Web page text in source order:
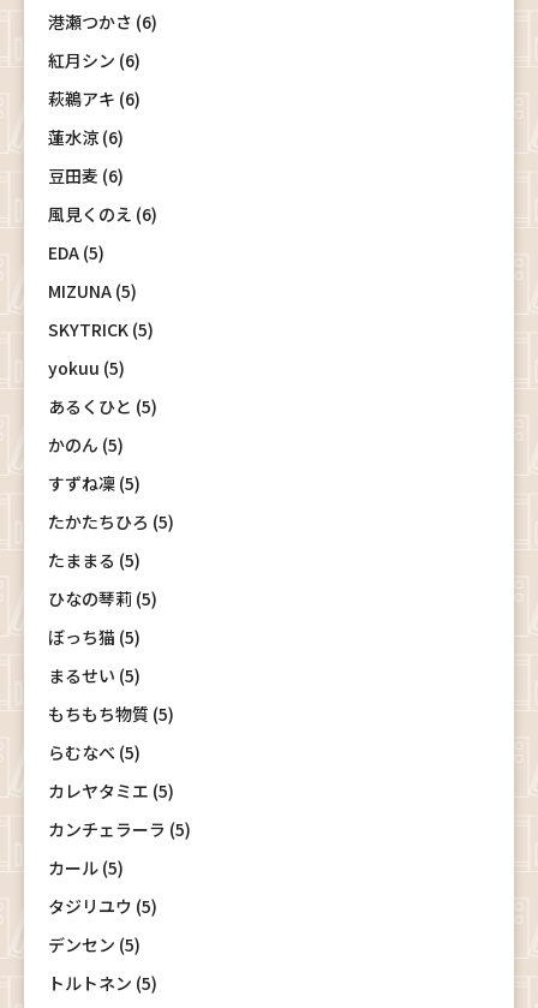
港瀬つかさ (6)
紅月シン (6)
萩鵜アキ (6)
蓮水涼 (6)
豆田麦 (6)
風見くのえ (6)
EDA (5)
MIZUNA (5)
SKYTRICK (5)
yokuu (5)
あるくひと (5)
かのん (5)
すずね凜 (5)
たかたちひろ (5)
たままる (5)
ひなの琴莉 (5)
ぼっち猫 (5)
まるせい (5)
もちもち物質 (5)
らむなべ (5)
カレヤタミエ (5)
カンチェラーラ (5)
カール (5)
タジリユウ (5)
デンセン (5)
トルトネン (5)